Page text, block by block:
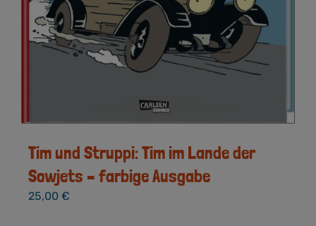
Tim und Struppi: Tim im Lande der
Sowjets – farbige Ausgabe
25,00 €